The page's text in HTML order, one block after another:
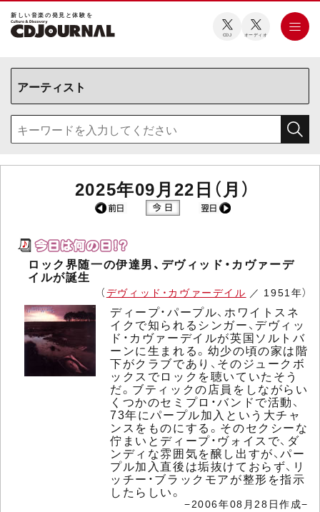
新しい⾳楽の発⾒と体験を
CDJ オーディオ
2025年09月22日（月）
ロック界随一の伊達男、デヴィッド・カヴァーデ
イルが誕生
（デヴィッド・カヴァーデイル ／ 1951年）
ディープ・パープル、ホワイトスネ
イクで知られるシンガー、デヴィッ
ド・カヴァーデイルが英国ソルトバ
ーンに生まれる。幼少の頃の家は階
下がクラブであり、そのジュークボ
ックスでロックを聴いていたそう
だ。ブティックの店員をしながらい
くつかのセミプロ・バンドで活動、
73年にパープル加入という大チャ
ンスをものにする。そのセクシーな
佇まいとディープ・ヴォイスで、ダ
ンディな雰囲気を醸し出すが、パー
プル加入直後は垢抜けておらず、リ
ッチー・ブラックモアが整形を指示
したらしい。
−2006年08月28日作成−